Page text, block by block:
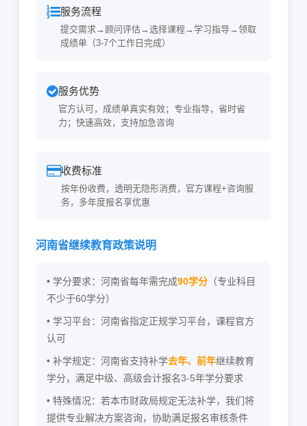
服务流程
提交需求→顾问评估→选择课程→学习指导→领取
成绩单（3-7个工作日完成）
服务优势
官方认可，成绩单真实有效；专业指导，省时省
力；快速高效，支持加急咨询
收费标准
按年份收费，透明无隐形消费，官方课程+咨询服
务，多年度报名享优惠
河南省继续教育政策说明
• 学分要求：河南省每年需完成90学分（专业科目
不少于60学分）
• 学习平台：河南省指定正规学习平台，课程官方
认可
• 补学规定：河南省支持补学去年、前年继续教育
学分，满足中级、高级会计报名3-5年学分要求
• 特殊情况：若本市财政局规定无法补学，我们将
提供专业解决方案咨询，协助满足报名审核条件